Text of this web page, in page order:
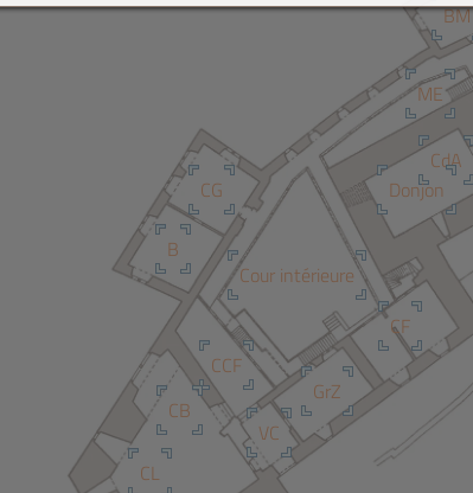
VC
Donjon
CB
ME
CG
GrZ
Cour intérieure
BM
CL
CCF
CF
B
CdA